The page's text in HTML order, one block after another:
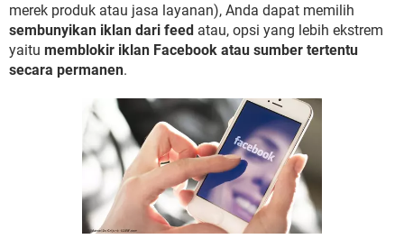
merek produk atau jasa layanan), Anda dapat memilih
sembunyikan iklan dari feed atau, opsi yang lebih ekstrem
yaitu memblokir iklan Facebook atau sumber tertentu
secara permanen.